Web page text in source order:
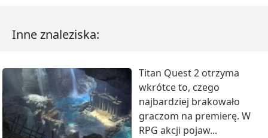
Inne znaleziska:
Titan Quest 2 otrzyma
wkrótce to, czego
najbardziej brakowało
graczom na premierę. W
RPG akcji pojaw...